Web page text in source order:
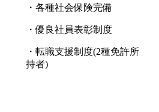
・各種社会保険完備
・優良社員表彰制度
・転職支援制度(2種免許所
持者)